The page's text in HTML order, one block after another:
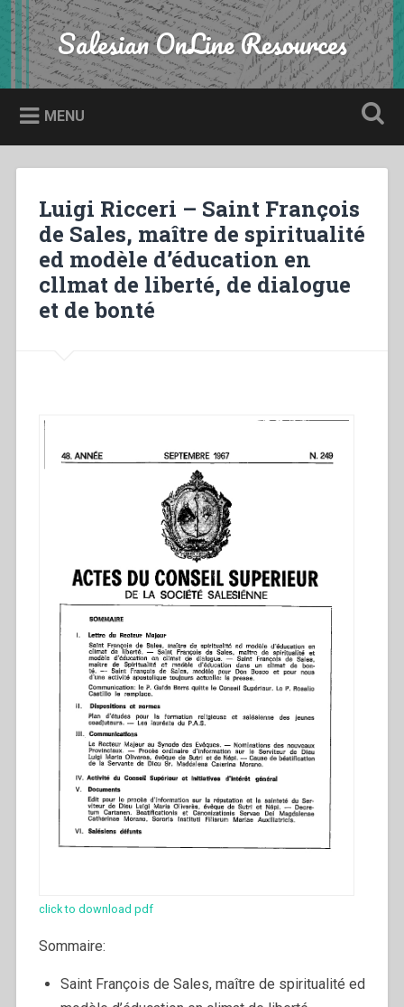
Skip
to
content
Search Salesian OnLine Resources
MENU
Luigi Ricceri – Saint François
de Sales, maître de spiritualité
ed modèle d’éducation en
cllmat de liberté, de dialogue
et de bonté
click to download pdf
Sommaire:
Saint François de Sales, maître de spiritualité ed